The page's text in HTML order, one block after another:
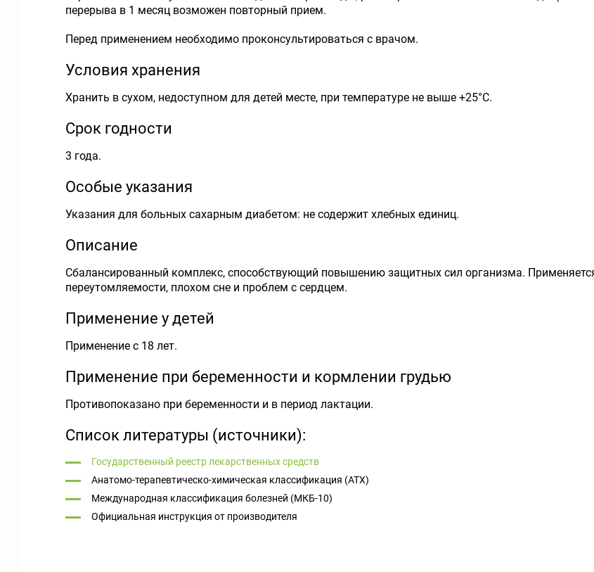
перерыва в 1 месяц возможен повторный прием.
Перед применением необходимо проконсультироваться с врачом.
Условия хранения
Хранить в сухом, недоступном для детей месте, при температуре не выше +25°С.
Срок годности
3 года.
Особые указания
Указания для больных сахарным диабетом: не содержит хлебных единиц.
Описание
Сбалансированный комплекс, способствующий повышению защитных сил организма.
переутомляемости, плохом сне и проблем с сердцем.
Применение у детей
Применение с 18 лет.
Применение при беременности и кормлении грудью
Противопоказано при беременности и в период лактации.
Список литературы (источники):
Государственный реестр лекарственных средств
Анатомо-терапевтическо-химическая классификация (ATX)
Международная классификация болезней (МКБ-10)
Официальная инструкция от производителя